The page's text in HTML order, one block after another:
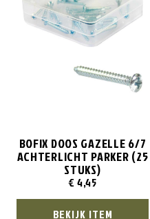
BOFIX DOOS GAZELLE 6/7
ACHTERLICHT PARKER (25
STUKS)
€ 4,45
BEKIJK ITEM